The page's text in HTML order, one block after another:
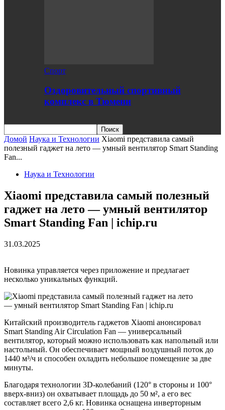
Спорт
Оздоровительный спортивный
комплекс в Тюмени
Домой Наука и Технологии Xiaomi представила самый
полезный гаджет на лето — умный вентилятор Smart Standing
Fan...
Наука и Технологии
Xiaomi представила самый полезный
гаджет на лето — умный вентилятор
Smart Standing Fan | ichip.ru
31.03.2025
Новинка управляется через приложение и предлагает
несколько уникальных функций.
Китайский производитель гаджетов Xiaomi анонсировал
Smart Standing Air Circulation Fan — универсальный
вентилятор, который можно использовать как напольный или
настольный. Он обеспечивает мощный воздушный поток до
1440 м³/ч и способен охладить небольшое помещение за две
минуты.
Благодаря технологии 3D-колебаний (120° в стороны и 100°
вверх-вниз) он охватывает площадь до 50 м², а его вес
составляет всего 2,6 кг. Новинка оснащена инверторным